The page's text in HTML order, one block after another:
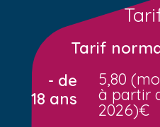
Tarif
- de
18 ans
5,80
à partir
2026)€